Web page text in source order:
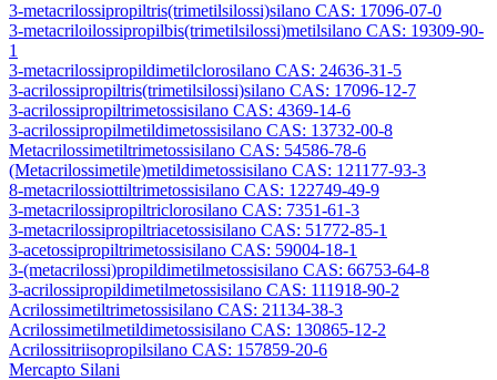
3-metacrilossipropiltris(trimetilsilossi)silano CAS: 17096-07-0
3-metacriloilossipropilbis(trimetilsilossi)metilsilano CAS: 19309-90-
1
3-metacrilossipropildimetilclorosilano CAS: 24636-31-5
3-acrilossipropiltris(trimetilsilossi)silano CAS: 17096-12-7
3-acrilossipropiltrimetossisilano CAS: 4369-14-6
3-acrilossipropilmetildimetossisilano CAS: 13732-00-8
Metacrilossimetiltrimetossisilano CAS: 54586-78-6
(Metacrilossimetile)metildimetossisilano CAS: 121177-93-3
8-metacrilossiottiltrimetossisilano CAS: 122749-49-9
3-metacrilossipropiltriclorosilano CAS: 7351-61-3
3-metacrilossipropiltriacetossisilano CAS: 51772-85-1
3-acetossipropiltrimetossisilano CAS: 59004-18-1
3-(metacrilossi)propildimetilmetossisilano CAS: 66753-64-8
3-acrilossipropildimetilmetossisilano CAS: 111918-90-2
Acrilossimetiltrimetossisilano CAS: 21134-38-3
Acrilossimetilmetildimetossisilano CAS: 130865-12-2
Acrilossitriisopropilsilano CAS: 157859-20-6
Mercapto Silani